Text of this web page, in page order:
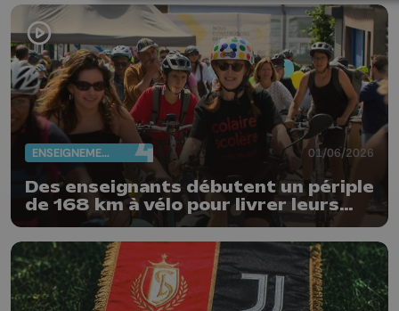
ENSEIGNEMENT 01/06/2026
Des enseignants débutent un périple
de 168 km à vélo pour livrer leurs
revendications